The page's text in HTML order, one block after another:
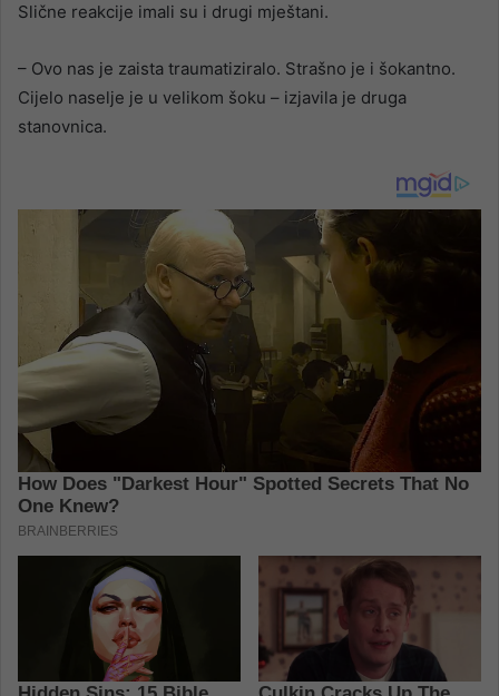
Slične reakcije imali su i drugi mještani.
– Ovo nas je zaista traumatiziralo. Strašno je i šokantno.
Cijelo naselje je u velikom šoku – izjavila je druga
stanovnica.